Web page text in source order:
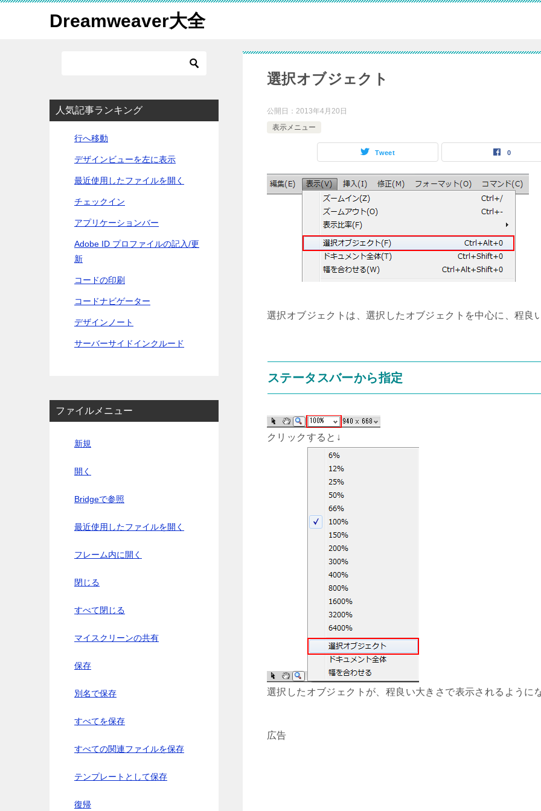
Dreamweaver大全
選択オブジェクト
公開日： 2013年4月20日
表示メニュー
Tweet 0
選択オブジェクトは、選択したオブジェクトを中心に、程良
ステータスバーから指定
クリックすると↓
選択したオブジェクトが、程良い大きさで表示されるように
広告
人気記事ランキング
行へ移動
デザインビューを左に表示
最近使用したファイルを開く
チェックイン
アプリケーションバー
Adobe ID プロファイルの記入/更
新
コードの印刷
コードナビゲーター
デザインノート
サーバーサイドインクルード
ファイルメニュー
新規
開く
Bridgeで参照
最近使用したファイルを開く
フレーム内に開く
閉じる
すべて閉じる
マイスクリーンの共有
保存
別名で保存
すべてを保存
すべての関連ファイルを保存
テンプレートとして保存
復帰